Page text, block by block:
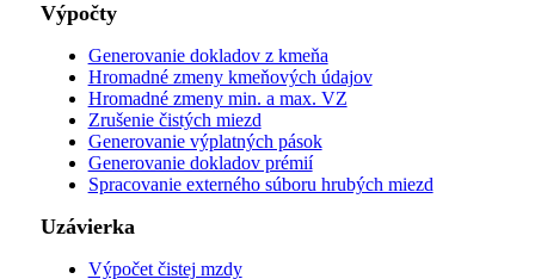
Výpočty
Generovanie dokladov z kmeňa
Hromadné zmeny kmeňových údajov
Hromadné zmeny min. a max. VZ
Zrušenie čistých miezd
Generovanie výplatných pások
Generovanie dokladov prémií
Spracovanie externého súboru hrubých miezd
Uzávierka
Výpočet čistej mzdy